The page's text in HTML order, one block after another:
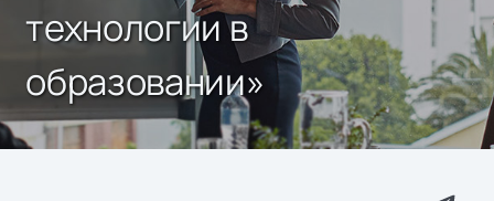
технологии в
образовании»